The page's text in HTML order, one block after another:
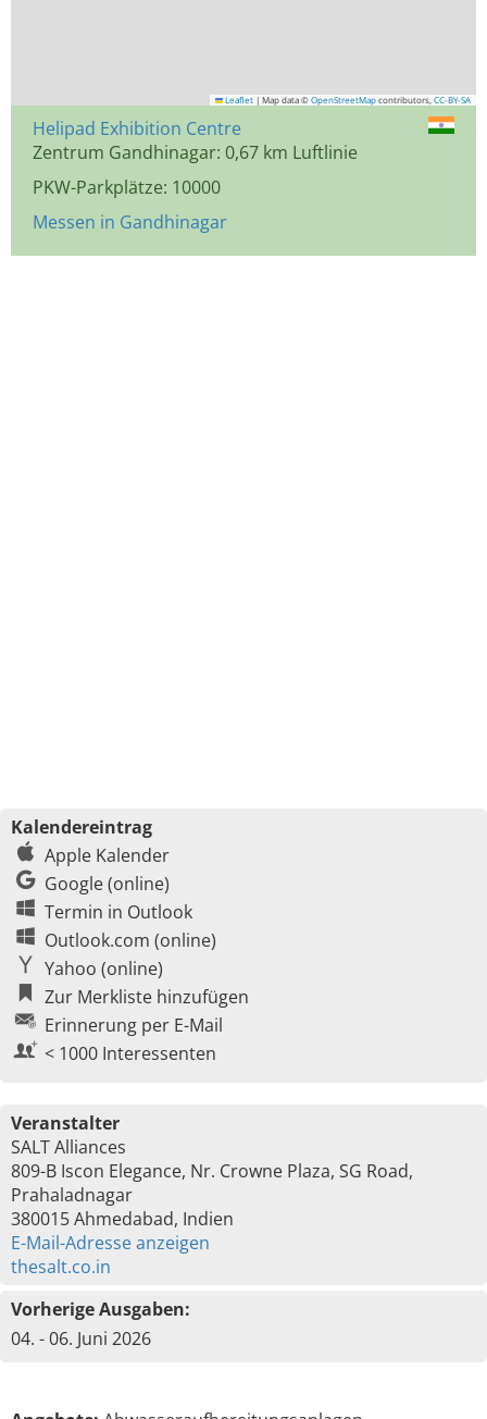
Leaflet | Map data © OpenStreetMap contributors, CC-BY-SA
Helipad Exhibition Centre
Zentrum Gandhinagar: 0,67 km Luftlinie
PKW-Parkplätze: 10000
Messen in Gandhinagar
Kalendereintrag
Apple Kalender
Google (online)
Termin in Outlook
Outlook.com (online)
Yahoo (online)
Zur Merkliste hinzufügen
Erinnerung per E-Mail
< 1000 Interessenten
Veranstalter
SALT Alliances
809-B Iscon Elegance, Nr. Crowne Plaza, SG Road,
Prahaladnagar
380015 Ahmedabad, Indien
E-Mail-Adresse anzeigen
thesalt.co.in
Vorherige Ausgaben:
04. - 06. Juni 2026